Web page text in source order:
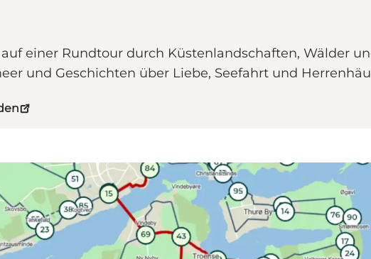
einer Rundtour durch Küstenlandschaften, Wälder
und Geschichten über Liebe, Seefahrt und